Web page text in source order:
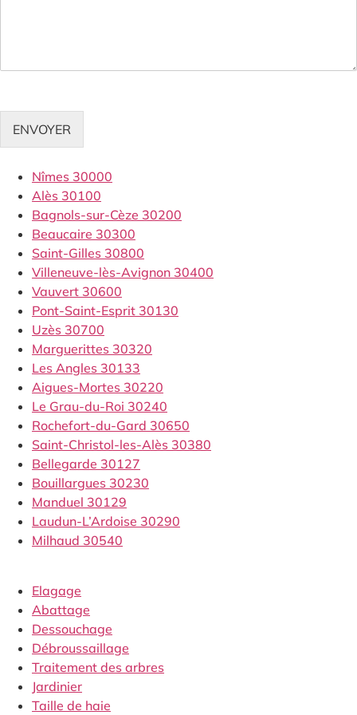
ENVOYER
Nîmes 30000
Alès 30100
Bagnols-sur-Cèze 30200
Beaucaire 30300
Saint-Gilles 30800
Villeneuve-lès-Avignon 30400
Vauvert 30600
Pont-Saint-Esprit 30130
Uzès 30700
Marguerittes 30320
Les Angles 30133
Aigues-Mortes 30220
Le Grau-du-Roi 30240
Rochefort-du-Gard 30650
Saint-Christol-les-Alès 30380
Bellegarde 30127
Bouillargues 30230
Manduel 30129
Laudun-L’Ardoise 30290
Milhaud 30540
Elagage
Abattage
Dessouchage
Débroussaillage
Traitement des arbres
Jardinier
Taille de haie